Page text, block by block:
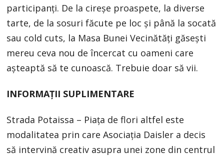
participanți. De la cireșe proaspete, la diverse
tarte, de la sosuri făcute pe loc și până la socată
sau cold cuts, la Masa Bunei Vecinătăți găsești
mereu ceva nou de încercat cu oameni care
așteaptă să te cunoască. Trebuie doar să vii.
INFORMAȚII SUPLIMENTARE
Strada Potaissa – Piața de flori altfel este
modalitatea prin care Asociația Daisler a decis
să intervină creativ asupra unei zone din centrul